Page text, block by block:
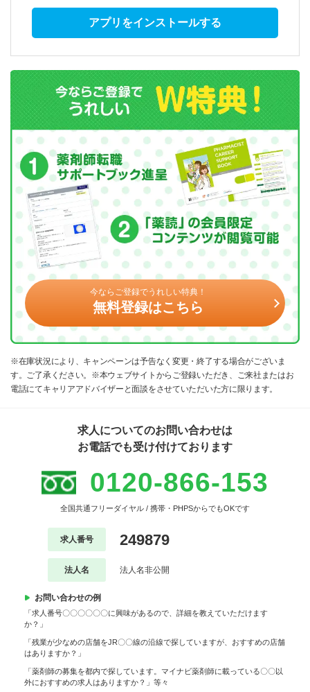
アプリをインストールする
今ならご登録でうれしい特典！
無料登録はこちら
※在庫状況により、キャンペーンは予告なく変更・終了する場合がございま
す。ご了承ください。※本ウェブサイトからご登録いただき、ご来社またはお
電話にてキャリアアドバイザーと面談をさせていただいた方に限ります。
求人についてのお問い合わせは
お電話でも受け付けております
0120-866-153
全国共通フリーダイヤル / 携帯・PHPSからでもOKです
求人番号 249879
法人名 法人名非公開
お問い合わせの例
「求人番号〇〇〇〇〇〇に興味があるので、詳細を教えていただけます
か？」
「残業が少なめの店舗をJR〇〇線の沿線で探していますが、おすすめの店舗
はありますか？」
「薬剤師の募集を都内で探しています。マイナビ薬剤師に載っている〇〇以
外におすすめの求人はありますか？」等々